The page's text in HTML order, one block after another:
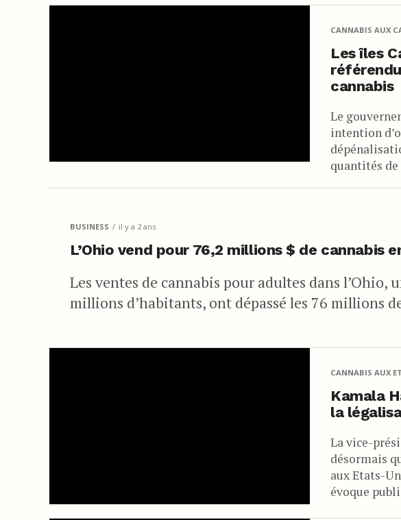
CANNABIS AUX
Les îles
cannabis
Le
intention
quantités de
BUSINESS il y a 2 ans
L’Ohio vend pour 76,2 millions $ de cannabis
Les ventes de cannabis pour adultes dans l’Ohio,
millions d’habitants, ont dépassé les 76 millions
CANNABIS AUX
Kamala
la
La vice-
désormais
aux Etats-
évoque